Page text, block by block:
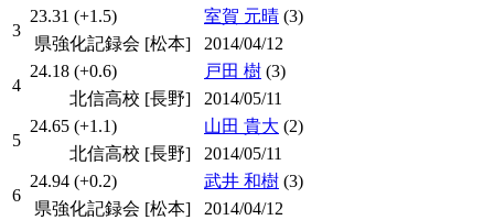
3
23.31 (+1.5) 室賀 元晴 (3)
県強化記録会 [松本]
2014/04/12
4
24.18 (+0.6) 戸田 樹 (3)
北信高校 [長野]
2014/05/11
5
24.65 (+1.1) 山田 貴大 (2)
北信高校 [長野]
2014/05/11
6
24.94 (+0.2) 武井 和樹 (3)
県強化記録会 [松本]
2014/04/12